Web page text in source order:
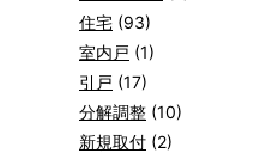
住宅 (93)
室内戸 (1)
引戸 (17)
分解調整 (10)
新規取付 (2)